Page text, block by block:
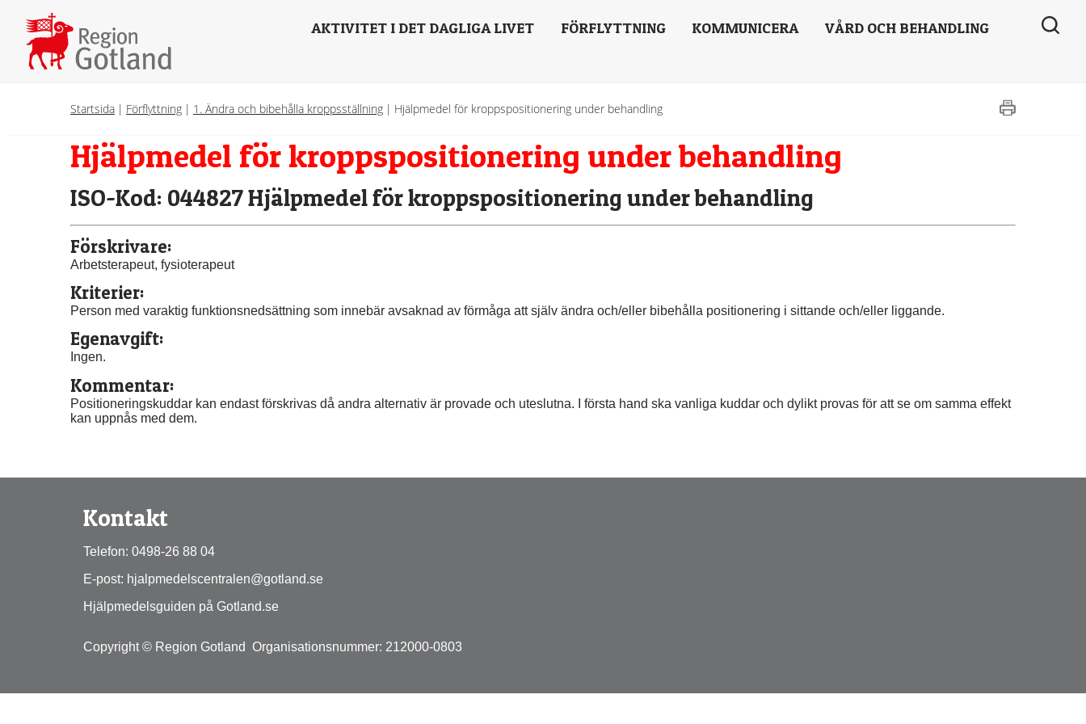
AKTIVITET I DET DAGLIGA LIVET FÖRFLYTTNING KOMMUNICERA VÅRD OCH BEHANDLING
Startsida | Förflyttning | 1. Ändra och bibehålla kroppsställning | Hjälpmedel för kroppspositionering under behandling
Hjälpmedel för kroppspositionering under behandling
ISO-Kod: 044827 Hjälpmedel för kroppspositionering under behandling
Förskrivare:
Arbetsterapeut, fysioterapeut
Kriterier:
Person med varaktig funktionsnedsättning som innebär avsaknad av förmåga att själv ändra och/eller bibehålla positionering i sittande och/eller liggande.
Egenavgift:
Ingen.
Kommentar:
Positioneringskuddar kan endast förskrivas då andra alternativ är provade och uteslutna. I första hand ska vanliga kuddar och dylikt provas för att se om samma effekt
kan uppnås med dem.
Kontakt
Telefon: 0498-26 88 04
E-post: hjalpmedelscentralen@gotland.se
Hjälpmedelsguiden på Gotland.se
Copyright © Region Gotland  Organisationsnummer: 212000-0803